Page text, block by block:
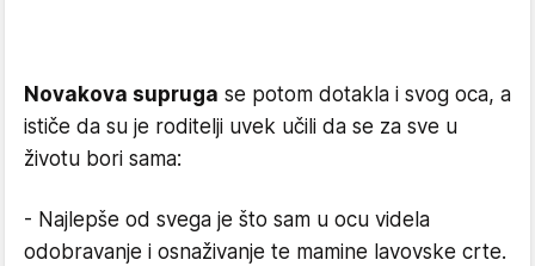
Novakova supruga se potom dotakla i svog oca, a
ističe da su je roditelji uvek učili da se za sve u
životu bori sama:
- Najlepše od svega je što sam u ocu videla
odobravanje i osnaživanje te mamine lavovske crte.